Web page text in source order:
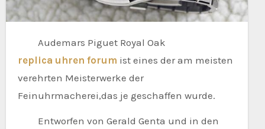
Audemars Piguet Royal Oak
replica uhren forum ist eines der am meisten
verehrten Meisterwerke der
Feinuhrmacherei,das je geschaffen wurde.
Entworfen von Gerald Genta und in den